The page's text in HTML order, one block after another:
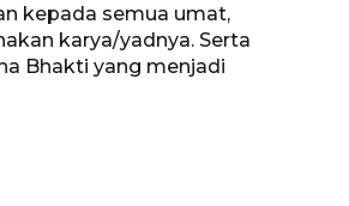
kepada semua umat,
karya/yadnya. Serta
Bhakti yang menjadi
sambungan baru